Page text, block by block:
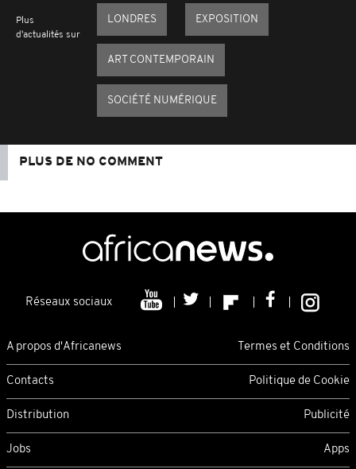
Plus
d'actualités sur
LONDRES EXPOSITION
ART CONTEMPORAIN
SOCIÉTÉ NUMÉRIQUE
PLUS DE NO COMMENT
Réseaux sociaux
A propos d'Africanews Termes et Conditions
Contacts Politique de Cookie
Distribution Publicité
Jobs Apps